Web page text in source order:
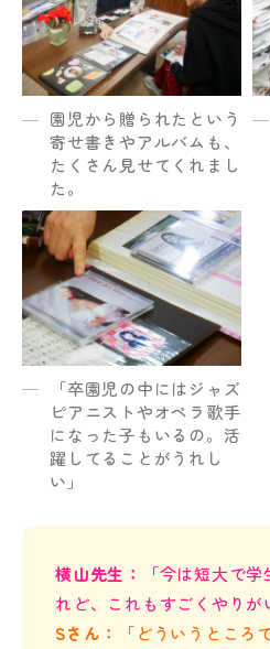
園児から贈られたという
寄せ書きやアルバムも、
たくさん見せてくれまし
た。
「卒園児の中にはジャズ
ピアニストやオペラ歌手
になった子もいるの。活
躍してることがうれし
い」
横山先生：
「今は短大で
れど、これもすごくやりが
Sさん：
「どういうところ